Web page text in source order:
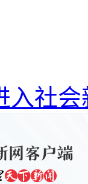
入社会